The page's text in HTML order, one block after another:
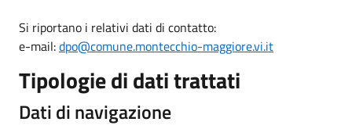
Si riportano i relativi dati di contatto:
e-mail:dpo@comune.montecchio-maggiore.vi.it
Tipologie di dati trattati
Dati di navigazione